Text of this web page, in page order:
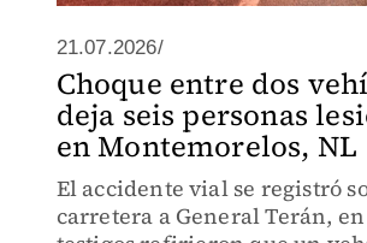
21.07.2026/
Choque entre dos
deja seis personas
en Montemorelos, NL
El accidente vial se registró
carretera a General Terán,